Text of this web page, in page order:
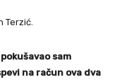
Terzić.
sam
na račun ova dva